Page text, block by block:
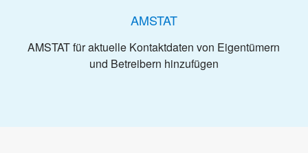
AMSTAT
AMSTAT für aktuelle Kontaktdaten von Eigentümern
und Betreibern hinzufügen